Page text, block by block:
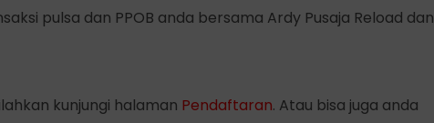
pulsa dan PPOB anda bersama Ardy Pusaja Reload dan
kunjungi halaman Pendaftaran. Atau bisa juga anda